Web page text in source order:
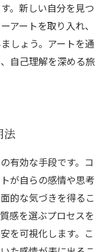
。新しい自分を見つ
アートを取り入れ、
しょう。アートを通
自己理解を深める旅
法
有効な手段です。コ
が自らの感情や思考
的な気づきを得るこ
感を選ぶプロセスを
を可視化します。こ